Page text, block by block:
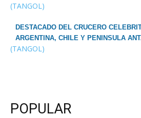
(TANGOL)
DESTACADO DEL CRUCERO
ARGENTINA, CHILE Y PENINSULA
(TANGOL)
POPULAR